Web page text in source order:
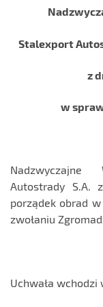
Stalexport
z
w
Nadzwyczajne
Autostrady S.A.
porządek obrad
zwołaniu
Uchwała